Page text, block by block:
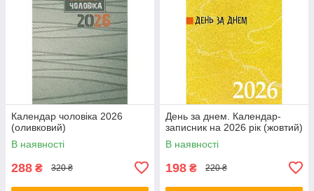
Календар чоловіка 2026
(оливковий)
В наявності
288 ₴ 320 ₴
День за днем. Календар-
записник на 2026 рік (жовтий)
В наявності
198 ₴ 220 ₴